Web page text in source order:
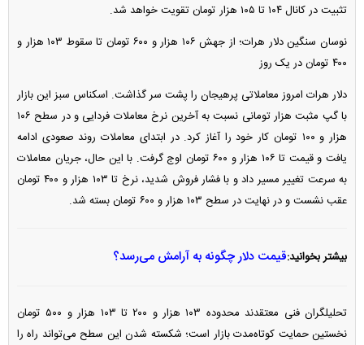
تثبیت در کانال ۱۰۴ تا ۱۰۵ هزار تومان تقویت خواهد شد.
نوسان سنگین دلار هرات؛ از جهش ۱۰۶ هزار و ۶۰۰ تومان تا سقوط ۱۰۳ هزار و
۴۰۰ تومان در یک روز
دلار هرات امروز معاملاتی پرهیجان را پشت سر گذاشت. اسکناس سبز این بازار
با گپ مثبت هزار تومانی نسبت به آخرین نرخ معاملات فردایی و در سطح ۱۰۶
هزار و ۱۰۰ تومان کار خود را آغاز کرد. در ابتدای معاملات روند صعودی ادامه
یافت و قیمت تا ۱۰۶ هزار و ۶۰۰ تومان اوج گرفت. با این حال، جریان معاملات
به سرعت تغییر مسیر داد و با فشار فروش شدید، نرخ تا ۱۰۳ هزار و ۴۰۰ تومان
عقب نشست و در نهایت در سطح ۱۰۳ هزار و ۶۰۰ تومان بسته شد.
بیشتر بخوانید:قیمت دلار چگونه به آرامش می‌رسد؟
تحلیلگران فنی معتقدند محدوده ۱۰۳ هزار و ۲۰۰ تا ۱۰۳ هزار و ۵۰۰ تومان
نخستین حمایت کوتاه‌مدت بازار است؛ شکسته شدن این سطح می‌تواند راه را